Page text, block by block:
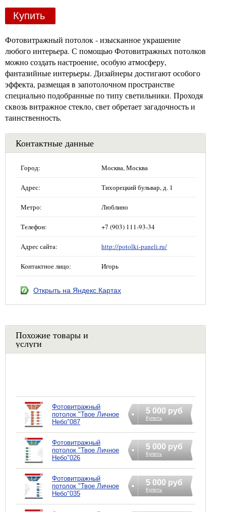
Купить
Фотовитражный потолок - изысканное украшение
любого интерьера. С помощью Фотовитражных потолков
можно создать настроение, особую атмосферу,
фантазийные интерьеры. Дизайнеры достигают особого
эффекта, размещая в запотолочном пространстве
специально подобранные по типу светильники. Проходя
сквозь витражное стекло, свет обретает загадочность и
таинственность.
Контактные данные
Город: Москва, Москва
Адрес: Тихорецкий бульвар, д. 1
Метро: Люблино
Телефон: +7 (903) 111-93-34
Адрес сайта: http://potolki-paneli.ru/
Контактное лицо: Игорь
Открыть на Яндекс.Картах
Похожие товары и
услуги
Фотовитражный
потолок "Твое Личное
Небо"087
5 000 руб
Купить
Фотовитражный
потолок "Твое Личное
Небо"026
5 000 руб
Купить
Фотовитражный
потолок "Твое Личное
Небо"035
5 000 руб
Купить